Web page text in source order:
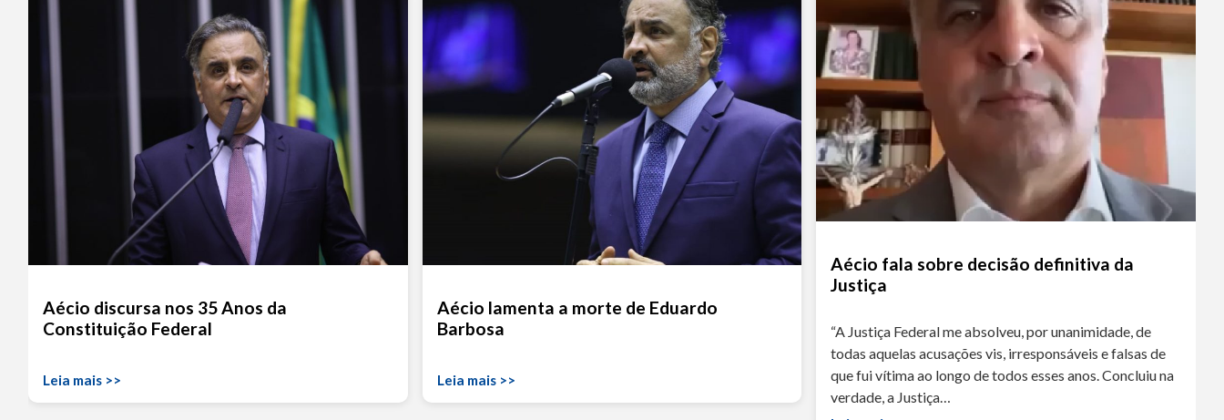
Aécio discursa nos 35 Anos da
Constituição Federal
Leia mais >>
Aécio lamenta a morte de Eduardo
Barbosa
Leia mais >>
Aécio fala sobre decisão definitiva da
Justiça
“A Justiça Federal me absolveu, por unanimidade, de
todas aquelas acusações vis, irresponsáveis e falsas de
que fui vítima ao longo de todos esses anos. Concluiu na
verdade, a Justiça…